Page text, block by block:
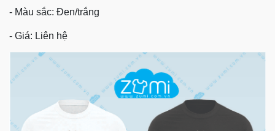
- Màu sắc: Đen/trắng
- Giá: Liên hệ